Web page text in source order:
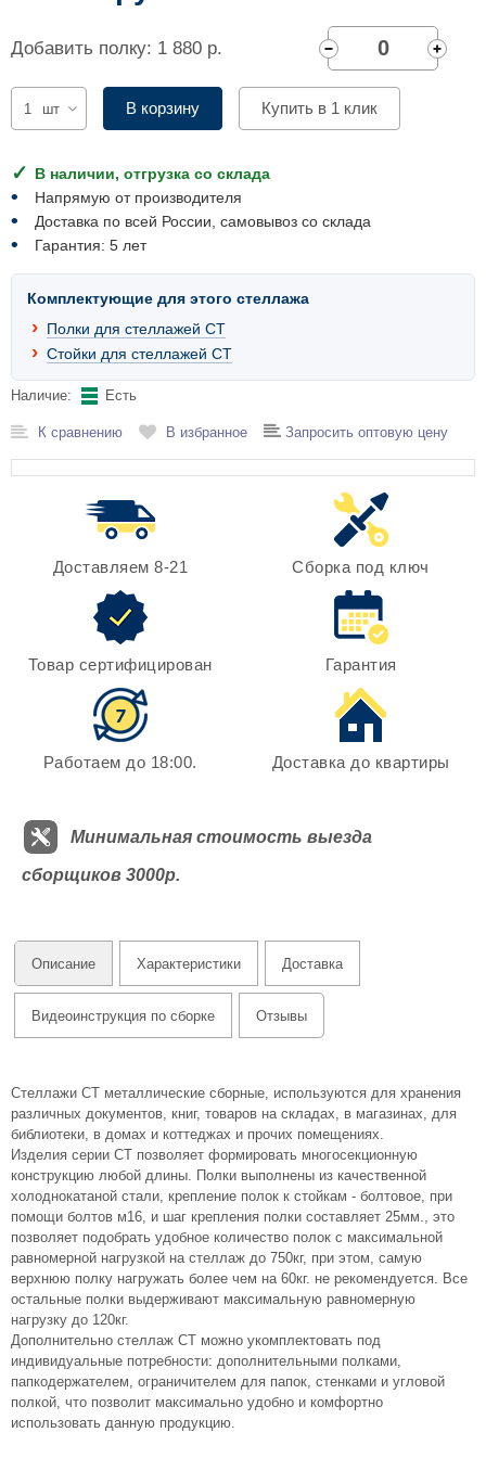
Добавить полку: 1 880 р.
шт В корзину Купить в 1 клик
В наличии, отгрузка со склада
Напрямую от производителя
Доставка по всей России, самовывоз со склада
Гарантия: 5 лет
Комплектующие для этого стеллажа
Полки для стеллажей СТ
Стойки для стеллажей СТ
Наличие: Есть
К сравнению В избранное Запросить оптовую цену
Доставляем 8-21 Сборка под ключ
Товар сертифицирован Гарантия
Работаем до 18:00. Доставка до квартиры
Минимальная стоимость выезда
сборщиков 3000р.
Описание Характеристики Доставка
Видеоинструкция по сборке Отзывы
Стеллажи СТ металлические сборные, используются для хранения
различных документов, книг, товаров на складах, в магазинах, для
библиотеки, в домах и коттеджах и прочих помещениях.
Изделия серии СТ позволяет формировать многосекционную
конструкцию любой длины. Полки выполнены из качественной
холоднокатаной стали, крепление полок к стойкам - болтовое, при
помощи болтов м16, и шаг крепления полки составляет 25мм., это
позволяет подобрать удобное количество полок с максимальной
равномерной нагрузкой на стеллаж до 750кг, при этом, самую
верхнюю полку нагружать более чем на 60кг. не рекомендуется. Все
остальные полки выдерживают максимальную равномерную
нагрузку до 120кг.
Дополнительно стеллаж СТ можно укомплектовать под
индивидуальные потребности: дополнительными полками,
папкодержателем, ограничителем для папок, стенками и угловой
полкой, что позволит максимально удобно и комфортно
использовать данную продукцию.